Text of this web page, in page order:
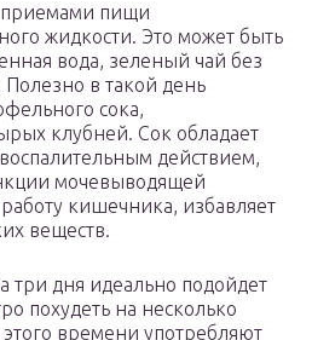
пищи
жидкости. Это может быть
вода, зеленый чай без
Полезно в такой день
сока,
клубней. Сок обладает
действием,
мочевыводящей
кишечника, избавляет
веществ.
три дня идеально подойдет
похудеть на несколько
времени употребляют